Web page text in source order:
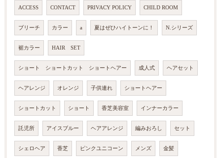
ACCESS CONTACT PRIVACY POLICY CHILD ROOM
ブリーチ カラー a 夏はぜひハイトーンに！ N.シリーズ
裾カラー HAIR SET
ショート ショートカット ショートヘアー 成人式 ヘアセット
ヘアレンジ オレンジ 子供連れ ショートヘアー
ショートカット ショート 香芝美容室 インナーカラー
託児所 アイスブルー ヘアアレンジ 編みおろし セット
シェロヘア 香芝 ピンクユニコーン メンズ 金髪